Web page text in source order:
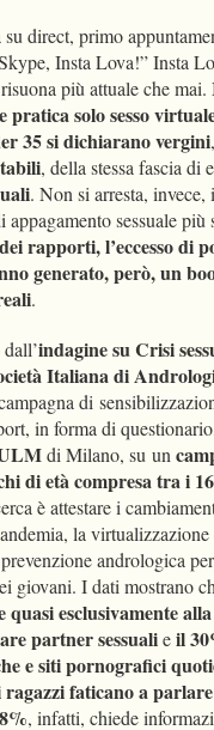
direct, primo
Insta Lova!” Insta
più attuale che mai.
pratica solo sesso
35 si dichiarano vergini
, della stessa fascia di
. Non si arresta,
sessuale più
rapporti, l’eccesso di
generato, però, un
.
indagine su Crisi
Italiana di
di
in forma di
di Milano, su un
di età compresa tra i
è attestare i
la
andrologica
giovani. I dati mostrano
quasi esclusivamente
partner sessualieil
e siti pornografici
ragazzi faticano a
, infatti, chiede